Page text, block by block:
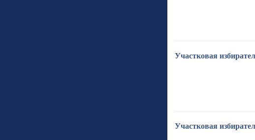
Участковая
Участковая